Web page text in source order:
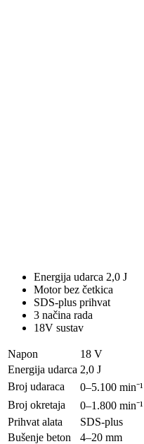
Energija udarca 2,0 J
Motor bez četkica
SDS-plus prihvat
3 načina rada
18V sustav
Napon
18 V
Energija udarca 2,0 J
Broj udaraca
0–5.100 min⁻¹
Broj okretaja
0–1.800 min⁻¹
Prihvat alata
SDS-plus
Bušenje beton
4–20 mm